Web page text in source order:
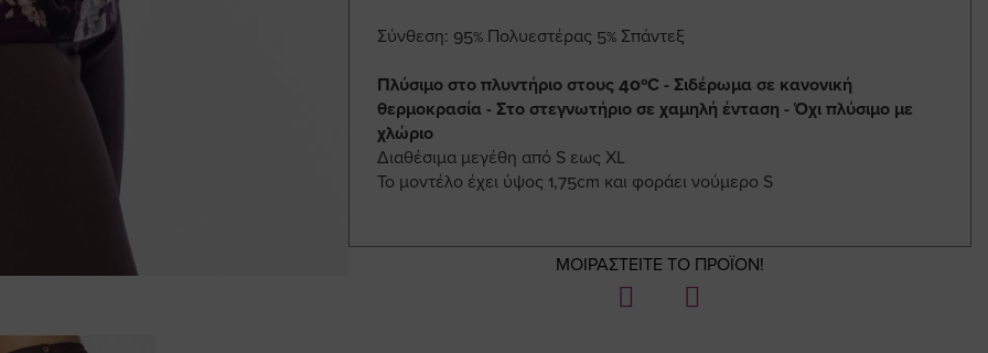
Σύνθεση: 95% Πολυεστέρας 5% Σπάντεξ
Πλύσιμο στο πλυντήριο στους 40ºC - Σιδέρωμα σε κανονική
θερμοκρασία - Στο στεγνωτήριο σε χαμηλή ένταση - Όχι πλύσιμο με
χλώριο
Διαθέσιμα μεγέθη από S εως XL
Το μοντέλο έχει ύψος 1,75cm και φοράει νούμερο S
ΜΟΙΡΑΣΤΕΙΤΕ ΤΟ ΠΡΟΪΟΝ!